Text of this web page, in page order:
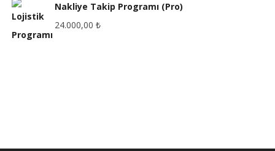
Nakliye Takip Programı (Pro)
24.000,00 ₺